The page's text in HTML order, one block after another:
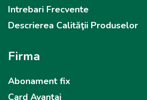
Intrebari Frecvente
Descrierea Calităţii Produselor
Firma
Abonament fix
Card Avantaj